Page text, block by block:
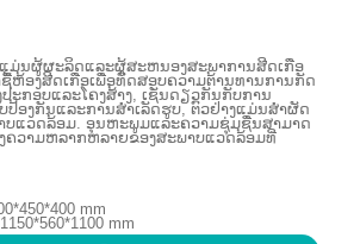
ແມ່ນຜູ້ຜະລິດແລະຜູ້ສະຫນອງສະພາການສີດເກືອ
ຫ້ອງສີດເກືອເພື່ອທົດສອບຄວາມຕ້ານທານການກັດ
ະກອບແລະໂຄງສ້າງ, ເຊັ່ນດຽວກັນກັບການ
ປ້ອງກັນແລະການສໍາເລັດຮູບ, ຕົວຢ່າງແມ່ນສໍາຜັດ
ບແວດລ້ອມ. ອຸນຫະພູມແລະຄວາມຊຸ່ມຊື່ນສາມາດ
ຄວາມຫລາກຫລາຍຂອງສະພາບແວດລ້ອມທີ່
mm
mm